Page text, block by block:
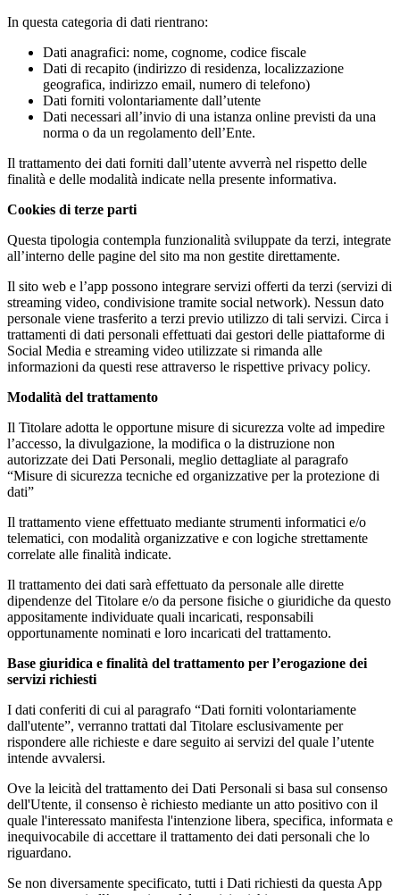
In questa categoria di dati rientrano:
Dati anagrafici: nome, cognome, codice fiscale
Dati di recapito (indirizzo di residenza, localizzazione
geografica, indirizzo email, numero di telefono)
Dati forniti volontariamente dall’utente
Dati necessari all’invio di una istanza online previsti da una
norma o da un regolamento dell’Ente.
Il trattamento dei dati forniti dall’utente avverrà nel rispetto delle
finalità e delle modalità indicate nella presente informativa.
Cookies di terze parti
Questa tipologia contempla funzionalità sviluppate da terzi, integrate
all’interno delle pagine del sito ma non gestite direttamente.
Il sito web e l’app possono integrare servizi offerti da terzi (servizi di
streaming video, condivisione tramite social network). Nessun dato
personale viene trasferito a terzi previo utilizzo di tali servizi. Circa i
trattamenti di dati personali effettuati dai gestori delle piattaforme di
Social Media e streaming video utilizzate si rimanda alle
informazioni da questi rese attraverso le rispettive privacy policy.
Modalità del trattamento
Il Titolare adotta le opportune misure di sicurezza volte ad impedire
l’accesso, la divulgazione, la modifica o la distruzione non
autorizzate dei Dati Personali, meglio dettagliate al paragrafo
“Misure di sicurezza tecniche ed organizzative per la protezione di
dati”
Il trattamento viene effettuato mediante strumenti informatici e/o
telematici, con modalità organizzative e con logiche strettamente
correlate alle finalità indicate.
Il trattamento dei dati sarà effettuato da personale alle dirette
dipendenze del Titolare e/o da persone fisiche o giuridiche da questo
appositamente individuate quali incaricati, responsabili
opportunamente nominati e loro incaricati del trattamento.
Base giuridica e finalità del trattamento per l’erogazione dei
servizi richiesti
I dati conferiti di cui al paragrafo “Dati forniti volontariamente
dall'utente”, verranno trattati dal Titolare esclusivamente per
rispondere alle richieste e dare seguito ai servizi del quale l’utente
intende avvalersi.
Ove la leicità del trattamento dei Dati Personali si basa sul consenso
dell'Utente, il consenso è richiesto mediante un atto positivo con il
quale l'interessato manifesta l'intenzione libera, specifica, informata e
inequivocabile di accettare il trattamento dei dati personali che lo
riguardano.
Se non diversamente specificato, tutti i Dati richiesti da questa App